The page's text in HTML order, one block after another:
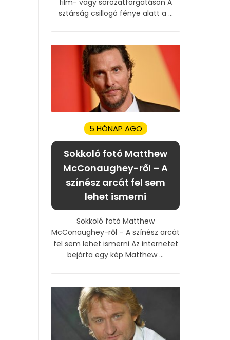
sztárság csillogó fénye alatt a ...
5 HÓNAP AGO
Sokkoló fotó Matthew
McConaughey-ről – A
színész arcát fel sem
lehet ismerni
Sokkoló fotó Matthew
McConaughey-ről – A színész arcát
fel sem lehet ismerni Az internetet
bejárta egy kép Matthew ...